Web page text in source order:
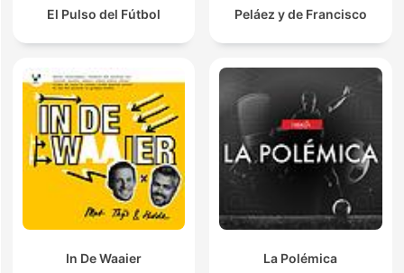
El Pulso del Fútbol Peláez y de Francisco
In De Waaier La Polémica